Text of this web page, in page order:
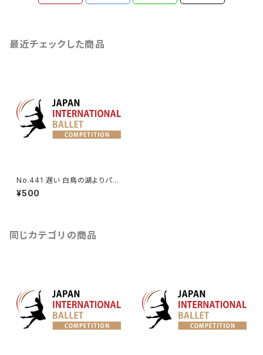
最近チェックした商品
No.441 遅い 白鳥の湖よりパ・
ド・トロワの第1Va.
¥500
同じカテゴリの商品